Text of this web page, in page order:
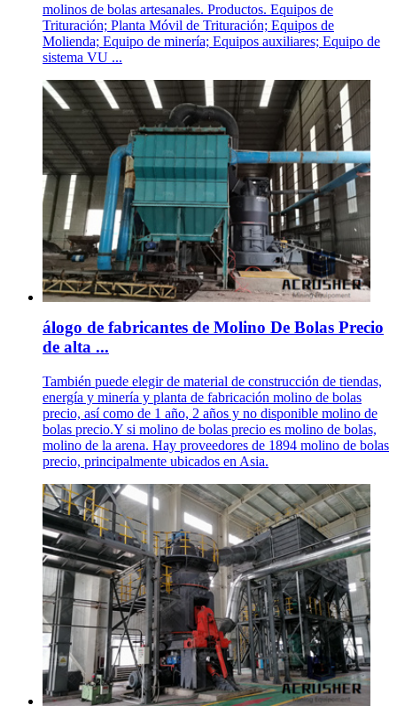
molinos de bolas artesanales. Productos. Equipos de
Trituración; Planta Móvil de Trituración; Equipos de
Molienda; Equipo de minería; Equipos auxiliares; Equipo de
sistema VU ...
álogo de fabricantes de Molino De Bolas Precio
de alta ...
También puede elegir de material de construcción de tiendas,
energía y minería y planta de fabricación molino de bolas
precio, así como de 1 año, 2 años y no disponible molino de
bolas precio.Y si molino de bolas precio es molino de bolas,
molino de la arena. Hay proveedores de 1894 molino de bolas
precio, principalmente ubicados en Asia.